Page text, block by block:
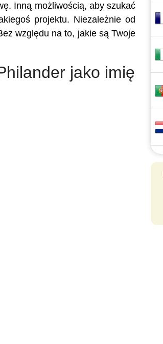
Inną możliwością, aby szukać
projektu. Niezależnie od
względu na to, jakie są Twoje
jako imię